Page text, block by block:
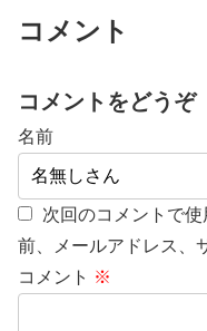
コメント
コメントをどうぞ
名前
次回のコメントで
前、メールアドレス、
コメント ※